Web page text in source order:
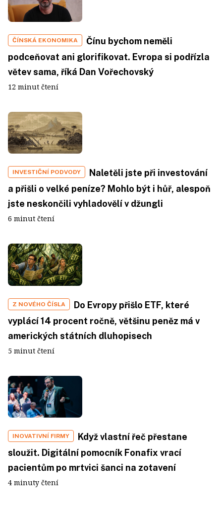
ČÍNSKÁ EKONOMIKA
Čínu bychom neměli
podceňovat ani glorifikovat. Evropa si podřízla
větev sama, říká Dan Vořechovský
12 minut čtení
INVESTIČNÍ PODVODY
Naletěli jste při investování
a přišli o velké peníze? Mohlo být i hůř, alespoň
jste neskončili vyhladovělí v džungli
6 minut čtení
Z NOVÉHO ČÍSLA
Do Evropy přišlo ETF, které
vyplácí 14 procent ročně, většinu peněz má v
amerických státních dluhopisech
5 minut čtení
INOVATIVNÍ FIRMY
Když vlastní řeč přestane
sloužit. Digitální pomocník Fonafix vrací
pacientům po mrtvici šanci na zotavení
4 minuty čtení